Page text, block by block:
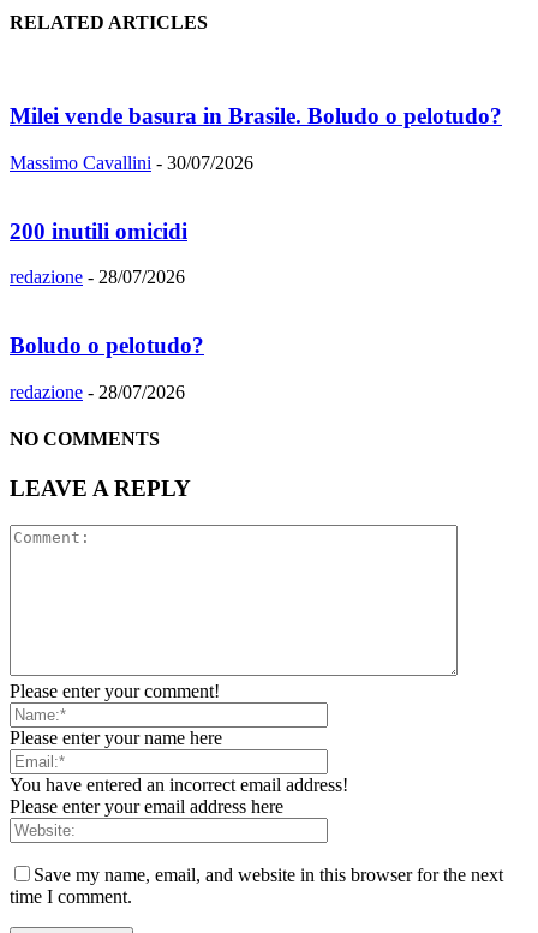
RELATED ARTICLES
Milei vende basura in Brasile. Boludo o pelotudo?
Massimo Cavallini - 30/07/2026
200 inutili omicidi
redazione - 28/07/2026
Boludo o pelotudo?
redazione - 28/07/2026
NO COMMENTS
LEAVE A REPLY
Please enter your comment!
Please enter your name here
You have entered an incorrect email address!
Please enter your email address here
Save my name, email, and website in this browser for the next
time I comment.